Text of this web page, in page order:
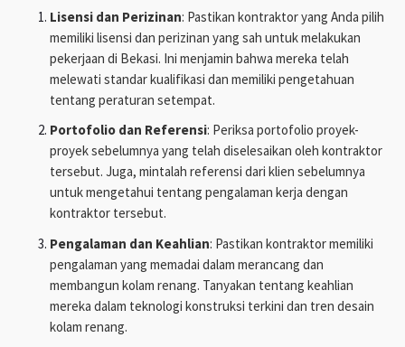
Lisensi dan Perizinan: Pastikan kontraktor yang Anda pilih
memiliki lisensi dan perizinan yang sah untuk melakukan
pekerjaan di Bekasi. Ini menjamin bahwa mereka telah
melewati standar kualifikasi dan memiliki pengetahuan
tentang peraturan setempat.
Portofolio dan Referensi: Periksa portofolio proyek-
proyek sebelumnya yang telah diselesaikan oleh kontraktor
tersebut. Juga, mintalah referensi dari klien sebelumnya
untuk mengetahui tentang pengalaman kerja dengan
kontraktor tersebut.
Pengalaman dan Keahlian: Pastikan kontraktor memiliki
pengalaman yang memadai dalam merancang dan
membangun kolam renang. Tanyakan tentang keahlian
mereka dalam teknologi konstruksi terkini dan tren desain
kolam renang.